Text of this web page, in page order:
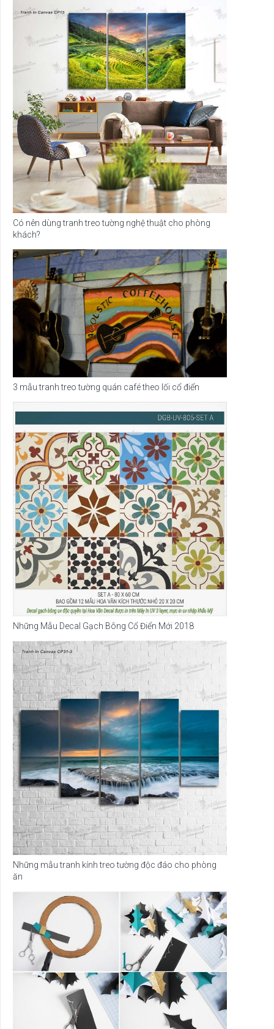
Có nên dùng tranh treo tường nghệ thuật cho phòng
khách?
3 mẫu tranh treo tường quán café theo lối cổ điển
Những Mẫu Decal Gạch Bông Cổ Điển Mới 2018
Những mẫu tranh kính treo tường độc đáo cho phòng
ăn